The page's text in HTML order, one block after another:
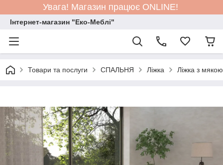
Увага! Магазин працює ONLINE!
Інтернет-магазин "Еко-Меблі"
Товари та послуги СПАЛЬНЯ Ліжка Ліжка з